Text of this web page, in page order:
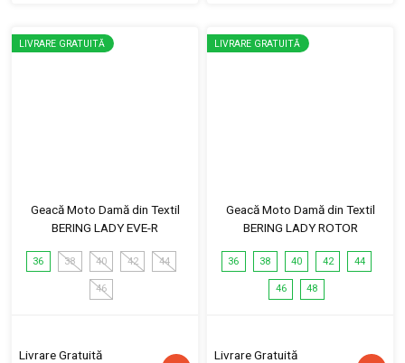
LIVRARE GRATUITĂ
Geacă Moto Damă din Textil
BERING LADY EVE-R
36 38 40 42 44
46
Livrare Gratuită
LIVRARE GRATUITĂ
Geacă Moto Damă din Textil
BERING LADY ROTOR
36 38 40 42 44
46 48
Livrare Gratuită